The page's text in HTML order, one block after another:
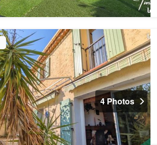
4 Photos